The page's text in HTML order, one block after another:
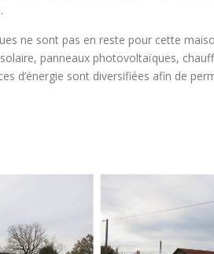
ne sont pas en reste pour cette
panneaux photovoltaïques,
d’énergie sont diversifiées afin de